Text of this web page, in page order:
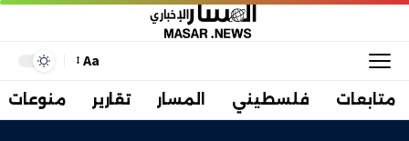
Aa
متابعات فلسطيني المسار تقارير منوعات